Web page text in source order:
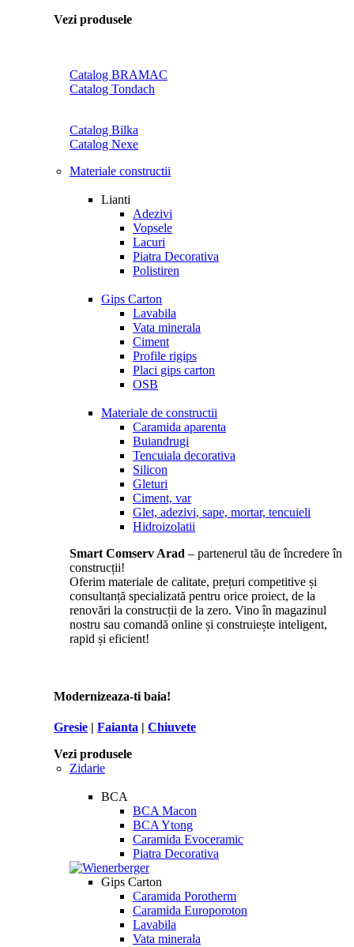
Vezi produsele
Catalog BRAMAC
Catalog Tondach
Catalog Bilka
Catalog Nexe
Materiale constructii
Lianti
Adezivi
Vopsele
Lacuri
Piatra Decorativa
Polistiren
Gips Carton
Lavabila
Vata minerala
Ciment
Profile rigips
Placi gips carton
OSB
Materiale de constructii
Caramida aparenta
Buiandrugi
Tencuiala decorativa
Silicon
Gleturi
Ciment, var
Glet, adezivi, sape, mortar, tencuieli
Hidroizolatii
Smart Comserv Arad – partenerul tău de încredere în
construcții!
Oferim materiale de calitate, prețuri competitive și
consultanță specializată pentru orice proiect, de la
renovări la construcții de la zero. Vino în magazinul
nostru sau comandă online și construiește inteligent,
rapid și eficient!
Modernizeaza-ti baia!
Gresie | Faianta | Chiuvete
Vezi produsele
Zidarie
BCA
BCA Macon
BCA Ytong
Caramida Evoceramic
Piatra Decorativa
Gips Carton
Caramida Porotherm
Caramida Europoroton
Lavabila
Vata minerala